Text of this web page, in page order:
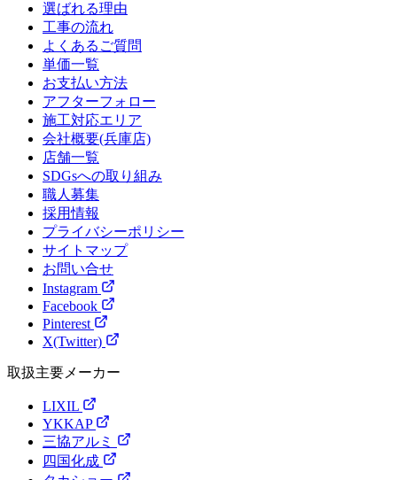
選ばれる理由
工事の流れ
よくあるご質問
単価一覧
お支払い方法
アフターフォロー
施工対応エリア
会社概要(兵庫店)
店舗一覧
SDGsへの取り組み
職人募集
採用情報
プライバシーポリシー
サイトマップ
お問い合せ
Instagram
Facebook
Pinterest
X(Twitter)
取扱主要メーカー
LIXIL
YKKAP
三協アルミ
四国化成